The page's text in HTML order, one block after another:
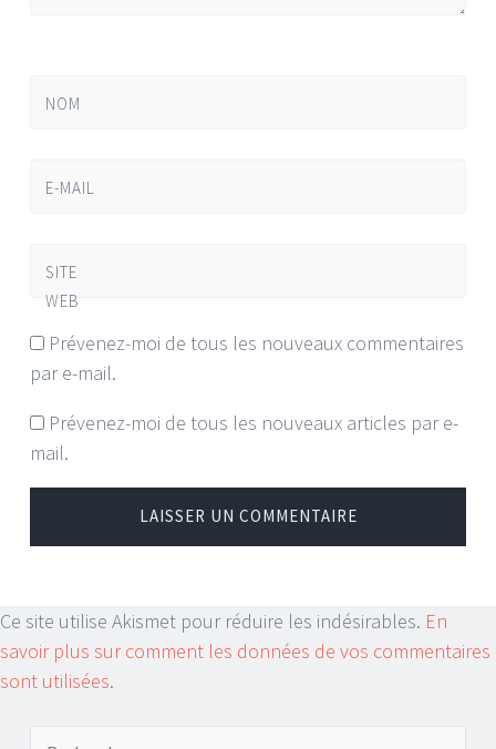
NOM
E-MAIL
SITE
WEB
Prévenez-moi de tous les nouveaux commentaires
par e-mail.
Prévenez-moi de tous les nouveaux articles par e-
mail.
Ce site utilise Akismet pour réduire les indésirables. En
savoir plus sur comment les données de vos commentaires
sont utilisées.